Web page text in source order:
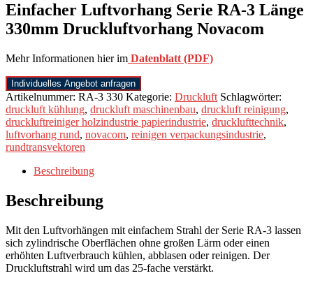
Einfacher Luftvorhang Serie RA-3 Länge
330mm Druckluftvorhang Novacom
Mehr Informationen hier im Datenblatt (PDF)
Individuelles Angebot anfragen
Artikelnummer: RA-3 330 Kategorie: Druckluft Schlagwörter:
druckluft kühlung, druckluft maschinenbau, druckluft reinigung,
druckluftreiniger holzindustrie papierindustrie, drucklufttechnik,
luftvorhang rund, novacom, reinigen verpackungsindustrie,
rundtransvektoren
Beschreibung
Beschreibung
Mit den Luftvorhängen mit einfachem Strahl der Serie RA-3 lassen
sich zylindrische Oberflächen ohne großen Lärm oder einen
erhöhten Luftverbrauch kühlen, abblasen oder reinigen. Der
Druckluftstrahl wird um das 25-fache verstärkt.